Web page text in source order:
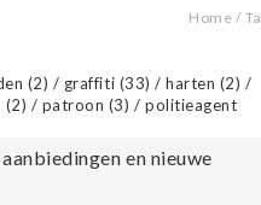
Home /
(2) / graffiti (33) /harten (2) /
(2) / patroon (3) /politieagent
en nieuwe